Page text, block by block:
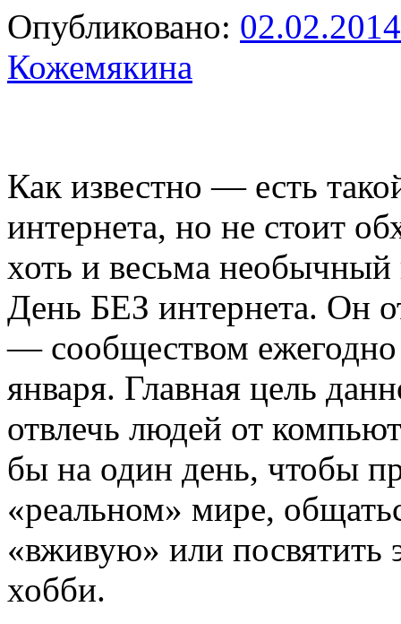
Опубликовано: 02.02.2014
Кожемякина
Как известно — есть
интернета, но не стоит
хоть и весьма
День БЕЗ интернета. Он
— сообществом ежегодно
января. Главная цель
отвлечь людей от
бы на один день, чтобы
«реальном» мире,
«вживую» или посвятить
хобби.